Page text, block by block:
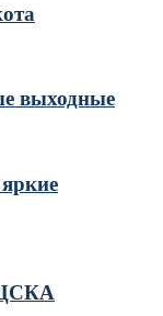
выходные
ЦСКА